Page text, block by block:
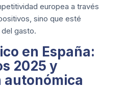
europea a través
sino que esté
gasto.
en España:
2025 y